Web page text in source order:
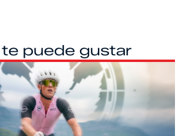
te puede gustar